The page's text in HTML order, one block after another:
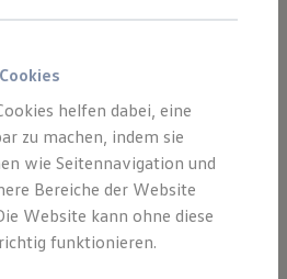
Vorteile
kaufen
helfen dabei, eine
zu machen, indem sie
wie Seitennavigation und
Bereiche der Website
Website kann ohne diese
funktionieren.